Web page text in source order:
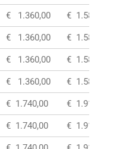
€ 1.360,00 € 1.585,00
€ 1.360,00 € 1.585,00
€ 1.360,00 € 1.585,00
€ 1.360,00 € 1.585,00
€ 1.740,00 € 1.910,00
€ 1.740,00 € 1.910,00